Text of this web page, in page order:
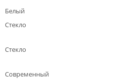
Белый
Стекло
Стекло
Современный